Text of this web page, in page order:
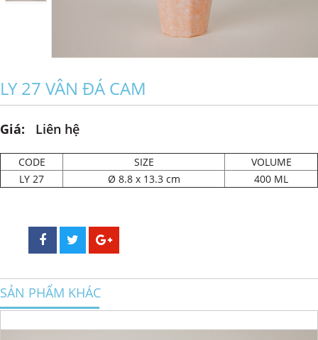
LY 27 VÂN ĐÁ CAM
Giá: Liên hệ
CODE SIZE
VOLUME
LY 27
Ø 8.8 x 13.3 cm 400 ML
SẢN PHẨM KHÁC